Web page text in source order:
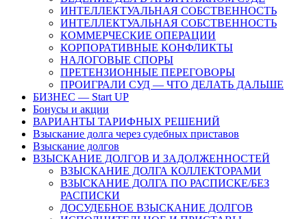
ИНТЕЛЛЕКТУАЛЬНАЯ СОБСТВЕННОСТЬ
ИНТЕЛЛЕКТУАЛЬНАЯ СОБСТВЕННОСТЬ
КОММЕРЧЕСКИЕ ОПЕРАЦИИ
КОРПОРАТИВНЫЕ КОНФЛИКТЫ
НАЛОГОВЫЕ СПОРЫ
ПРЕТЕНЗИОННЫЕ ПЕРЕГОВОРЫ
ПРОИГРАЛИ СУД — ЧТО ДЕЛАТЬ ДАЛЬШЕ
БИЗНЕС — Start UP
Бонусы и акции
ВАРИАНТЫ ТАРИФНЫХ РЕШЕНИЙ
Взыскание долга через судебных приставов
Взыскание долгов
ВЗЫСКАНИЕ ДОЛГОВ И ЗАДОЛЖЕННОСТЕЙ
ВЗЫСКАНИЕ ДОЛГА КОЛЛЕКТОРАМИ
ВЗЫСКАНИЕ ДОЛГА ПО РАСПИСКЕ/БЕЗ
РАСПИСКИ
ДОСУДЕБНОЕ ВЗЫСКАНИЕ ДОЛГОВ